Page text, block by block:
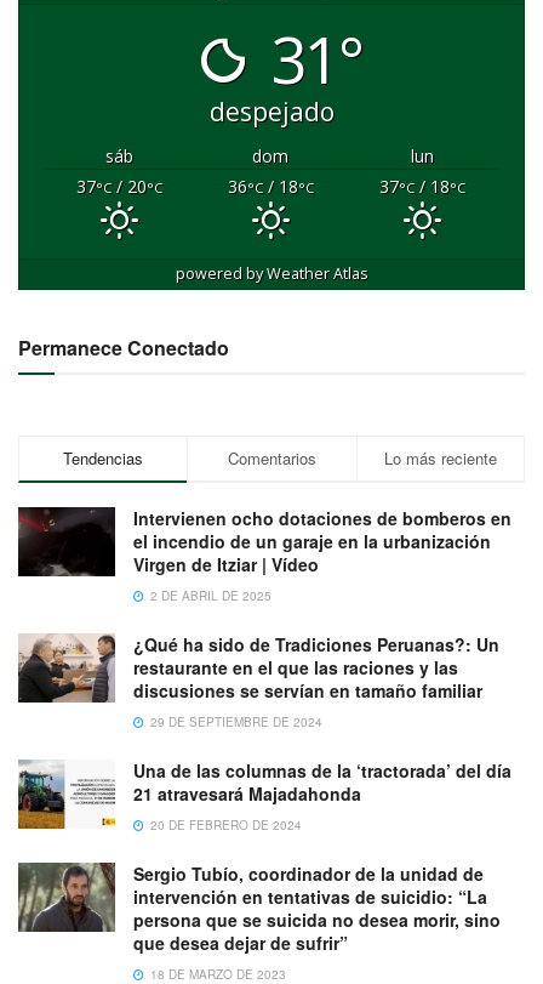
31°
despejado
sáb dom
lun
37°C/ 20°C 36°C/ 18°C 37°C/ 18°C
powered byWeather Atlas
Permanece Conectado
Tendencias Comentarios Lo más reciente
Intervienen ocho dotaciones de bomberos en
el incendio de un garaje en la urbanización
Virgen de Itziar | Vídeo
2 DE ABRIL DE 2025
¿Qué ha sido de Tradiciones Peruanas?: Un
restaurante en el que las raciones y las
discusiones se servían en tamaño familiar
29 DE SEPTIEMBRE DE 2024
Una de las columnas de la ‘tractorada’ del día
21 atravesará Majadahonda
20 DE FEBRERO DE 2024
Sergio Tubío, coordinador de la unidad de
intervención en tentativas de suicidio: “La
persona que se suicida no desea morir, sino
que desea dejar de sufrir”
18 DE MARZO DE 2023